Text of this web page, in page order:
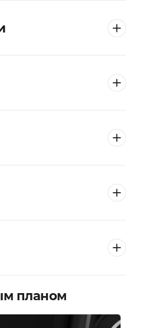
планом